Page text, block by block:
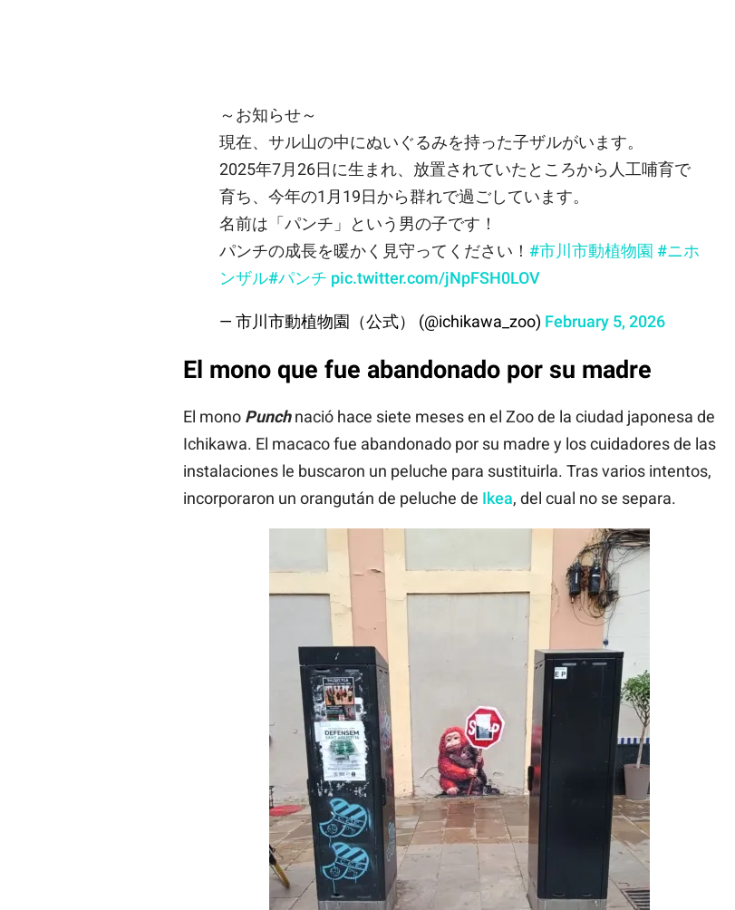
～お知らせ～
現在、サル山の中にぬいぐるみを持った子ザルがいます。
2025年7月26日に生まれ、放置されていたところから人工哺育で
育ち、今年の1月19日から群れで過ごしています。
名前は「パンチ」という男の子です！
パンチの成長を暖かく見守ってください！ #市川市動植物園 #ニホ
ンザル#パンチ pic.twitter.com/jNpFSH0LOV
— 市川市動植物園（公式） (@ichikawa_zoo) February 5, 2026
El mono que fue abandonado por su madre
El mono Punchnació hace siete meses en el Zoo de la ciudad japonesa de
Ichikawa. El macaco fue abandonado por su madre y los cuidadores de las
instalaciones le buscaron un peluche para sustituirla. Tras varios intentos,
incorporaron un orangután de peluche de Ikea, del cual no se separa.